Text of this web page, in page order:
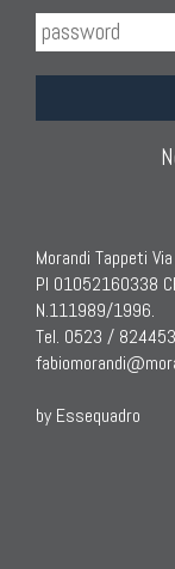
Morandi Tappeti
PI 01052160338
N.111989/1996.
Tel. 0523 /
by Essequadro